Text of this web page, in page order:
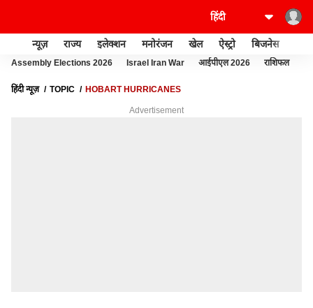
न्यूज़ राज्य इलेक्शन मनोरंजन खेल ऐस्ट्रो बिजनेस
Assembly Elections 2026 Israel Iran War आईपीएल 2026 राशिफल
हिंदी न्यूज़ TOPIC HOBART HURRICANES
Advertisement